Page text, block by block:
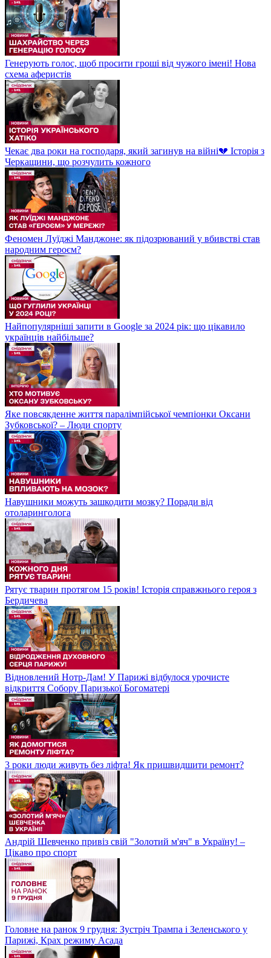
Генерують голос, щоб просити гроші від чужого імені! Нова
схема аферистів
Чекає два роки на господаря, який загинув на війні💔 Історія з
Черкащини, що розчулить кожного
Феномен Луїджі Манджоне: як підозрюваний у вбивстві став
народним героєм?
Найпопулярніші запити в Google за 2024 рік: що цікавило
українців найбільше?
Яке повсякденне життя паралімпійської чемпіонки Оксани
Зубковської? – Люди спорту
Навушники можуть зашкодити мозку? Поради від
отоларинголога
Рятує тварин протягом 15 років! Історія справжнього героя з
Бердичева
Відновлений Нотр-Дам! У Парижі відбулося урочисте
відкриття Собору Паризької Богоматері
3 роки люди живуть без ліфта! Як пришвидшити ремонт?
Андрій Шевченко привіз свій "Золотий м'яч" в Україну! –
Цікаво про спорт
Головне на ранок 9 грудня: Зустріч Трампа і Зеленського у
Парижі, Крах режиму Асада